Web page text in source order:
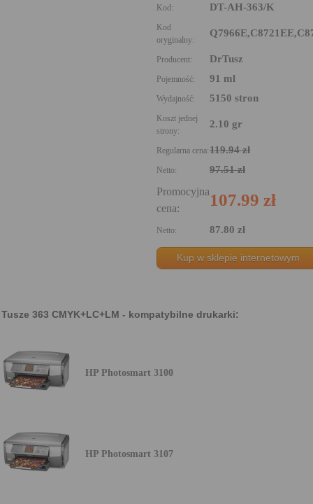
Kod: DT-AH-363/K
Kod
oryginalny:
Producent: DrTusz
Pojemność: 91 ml
Wydajność: 5150 stron
Koszt jednej
strony:
2.10 gr
Regularna cena:119.94 zł
Netto: 97.51 zł
Promocyjna
cena:
107.99 zł
Netto: 87.80 zł
Kup w sklepie internetowym
Tusze 363 CMYK+LC+LM - kompatybilne drukarki:
HP Photosmart 3100
HP Photosmart 3107